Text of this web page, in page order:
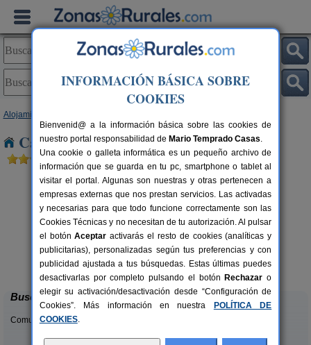
Alojamientos
Casas Rurales cerca de Camposines
2-7+2 pers.
desde69 €
Ca Calbet
Margalef (Tarragona)
Buscar
Comunidades:
INFORMACIÓN BÁSICA SOBRE
COOKIES
Bienvenid@ a la información básica sobre las cookies de
nuestro portal responsabilidad de Mario Temprado Casas.
Una cookie o galleta informática es un pequeño archivo de
información que se guarda en tu pc, smartphone o tablet al
visitar el portal. Algunas son nuestras y otras pertenecen a
empresas externas que nos prestan servicios. Las activadas
y necesarias para que todo funcione correctamente son las
Cookies Técnicas y no necesitan de tu autorización. Al pulsar
el botónAceptar activarás el resto de cookies (analíticas y
publicitarias), personalizadas según tus preferencias y con
publicidad ajustada a tus búsquedas. Estas últimas puedes
desactivarlas por completo pulsando el botón Rechazar o
elegir su activación/desactivación desde “Configuración de
Cookies”. Más información en nuestra
POLÍTICA DE
COOKIES.